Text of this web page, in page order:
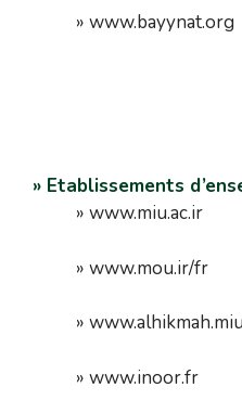
» www.bayynat.org
» Etablissements
» www.miu.ac.ir
» www.mou.ir/fr
»
» www.inoor.fr